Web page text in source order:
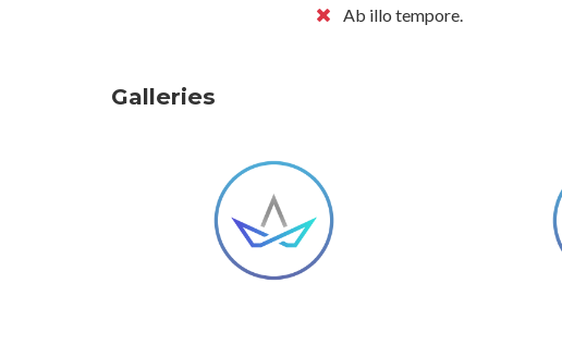
Ab illo tempore.
Galleries